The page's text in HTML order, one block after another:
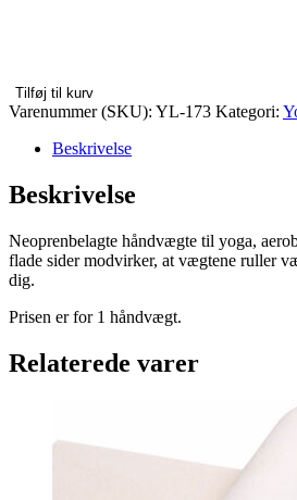
Tilføj til kurv
Varenummer (SKU): YL-173 Kategori:
Beskrivelse
Beskrivelse
Neoprenbelagte håndvægte til yoga,
flade sider modvirker, at vægtene ruller
dig.
Prisen er for 1 håndvægt.
Relaterede varer